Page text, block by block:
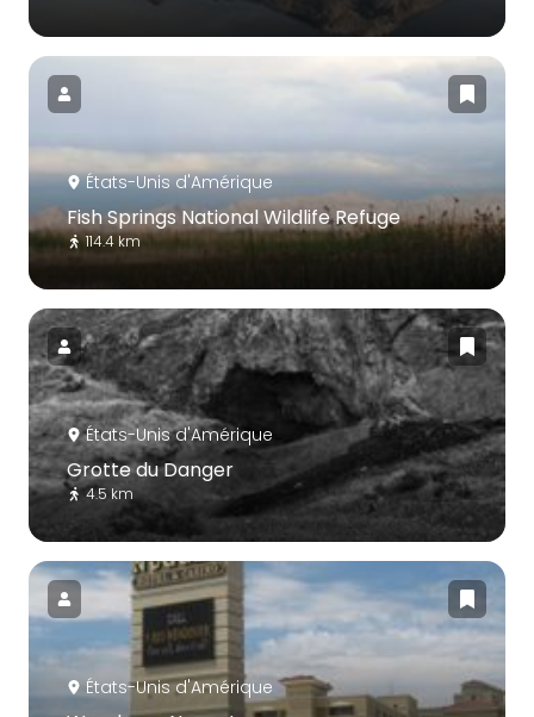
États-Unis d'Amérique
Fish Springs National Wildlife Refuge
114.4 km
États-Unis d'Amérique
Grotte du Danger
4.5 km
États-Unis d'Amérique